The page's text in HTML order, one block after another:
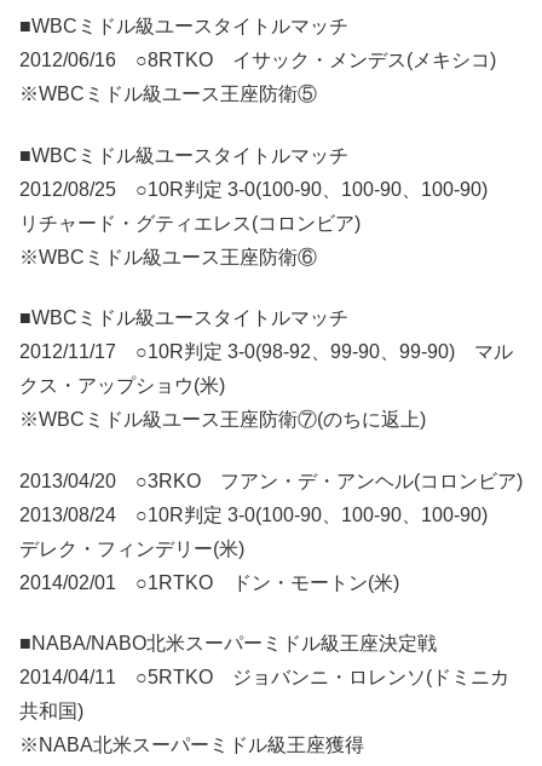
■WBCミドル級ユースタイトルマッチ
2012/06/16 ○8RTKO イサック・メンデス(メキシコ)
※WBCミドル級ユース王座防衛⑤
■WBCミドル級ユースタイトルマッチ
2012/08/25 ○10R判定 3-0(100-90、100-90、100-90)
リチャード・グティエレス(コロンビア)
※WBCミドル級ユース王座防衛⑥
■WBCミドル級ユースタイトルマッチ
2012/11/17 ○10R判定 3-0(98-92、99-90、99-90) マル
クス・アップショウ(米)
※WBCミドル級ユース王座防衛⑦(のちに返上)
2013/04/20 ○3RKO フアン・デ・アンヘル(コロンビア)
2013/08/24 ○10R判定 3-0(100-90、100-90、100-90)
デレク・フィンデリー(米)
2014/02/01 ○1RTKO ドン・モートン(米)
■NABA/NABO北米スーパーミドル級王座決定戦
2014/04/11 ○5RTKO ジョバンニ・ロレンソ(ドミニカ
共和国)
※NABA北米スーパーミドル級王座獲得